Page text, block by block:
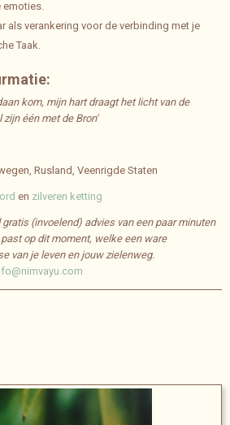
emoties.
als verankering voor de verbinding met je
Taak.
kom, mijn hart draagt het licht van de
één met de Bron'
Rusland, Veenrigde Staten
en zilveren ketting
(invoelend) advies van een paar minuten
op dit moment, welke een ware
van je leven en jouw zielenweg.